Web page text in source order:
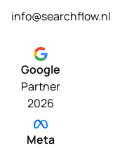
info@searchflow.nl
Google
Partner
2026
Meta